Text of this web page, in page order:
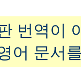
번역이
어 문서